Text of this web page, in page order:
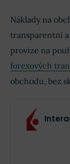
Náklady na
transparentní
provize na
forexových
obchodu, bez